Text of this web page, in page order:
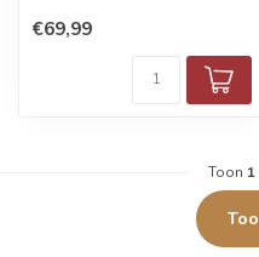
€69,99
Toon 1